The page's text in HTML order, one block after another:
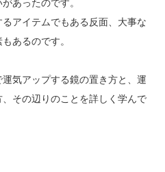
あったのです。
アイテムでもある反面、大事な
あるのです。
気アップする鏡の置き方と、運
その辺りのことを詳しく学んで